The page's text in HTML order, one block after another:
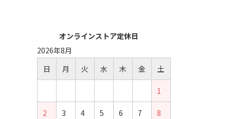
オンラインストア定休日
2026年8月
日
月 火 水 木 金 土
1
2 3 4 5 6 7 8